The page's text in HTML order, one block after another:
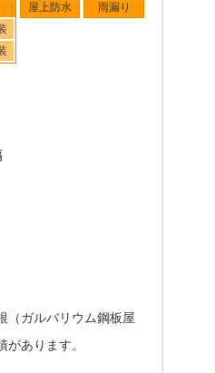
屋上防水 雨漏り
（ガルバリウム鋼板屋
あります。